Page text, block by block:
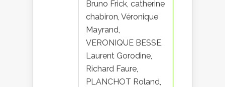
Bruno Frick, catherine
chabiron, Véronique
Mayrand,
VERONIQUE BESSE,
Laurent Gorodine,
Richard Faure,
PLANCHOT Roland,